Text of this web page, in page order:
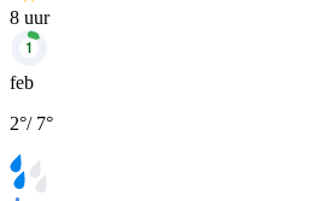
8 uur
feb
2°/ 7°